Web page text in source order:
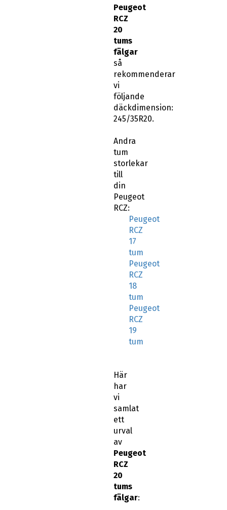
Peugeot
RCZ
20
tums
fälgar
så
rekommenderar
vi
följande
däckdimension:
245/35R20.
Andra
tum
storlekar
till
din
Peugeot
RCZ:
Peugeot
RCZ
17
tum
Peugeot
RCZ
18
tum
Peugeot
RCZ
19
tum
Här
har
vi
samlat
ett
urval
av
Peugeot
RCZ
20
tums
fälgar: